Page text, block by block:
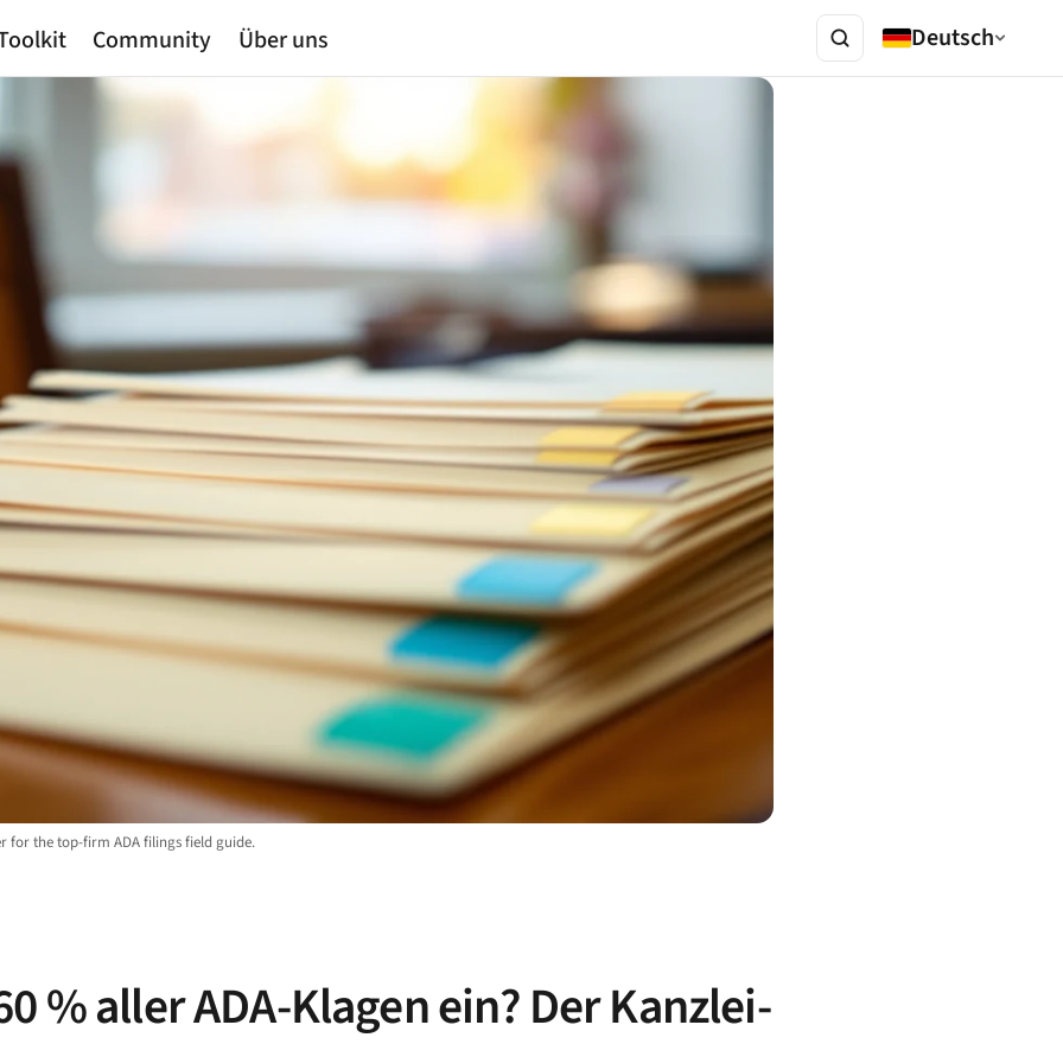
Community Über uns Deutsch
for the top-firm ADA filings field guide.
% aller ADA-Klagen ein? Der Kanzlei-